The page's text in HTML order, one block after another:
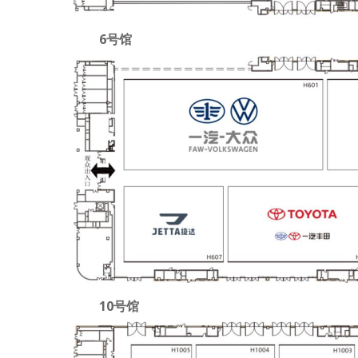
6号馆
10号馆